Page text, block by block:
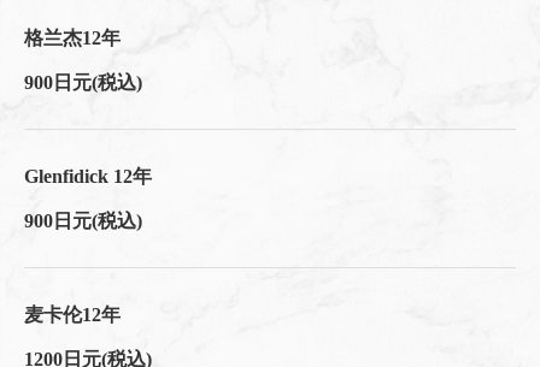
格兰杰12年
900日元(税込)
Glenfidick 12年
900日元(税込)
麦卡伦12年
1200日元(税込)